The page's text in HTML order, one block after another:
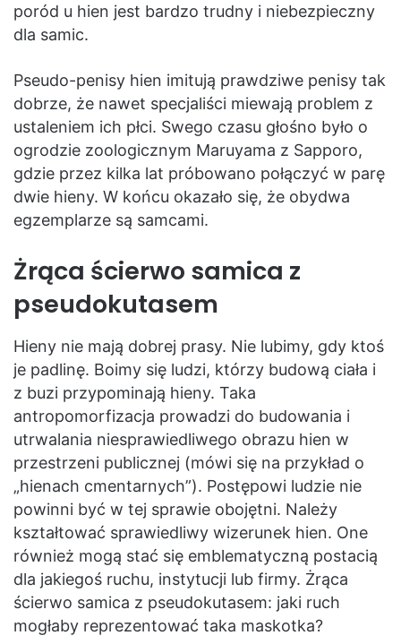
poród u hien jest bardzo trudny i niebezpieczny
dla samic.
Pseudo-penisy hien imitują prawdziwe penisy tak
dobrze, że nawet specjaliści miewają problem z
ustaleniem ich płci. Swego czasu głośno było o
ogrodzie zoologicznym Maruyama z Sapporo,
gdzie przez kilka lat próbowano połączyć w parę
dwie hieny. W końcu okazało się, że obydwa
egzemplarze są samcami.
Żrąca ścierwo samica z
pseudokutasem
Hieny nie mają dobrej prasy. Nie lubimy, gdy ktoś
je padlinę. Boimy się ludzi, którzy budową ciała i
z buzi przypominają hieny. Taka
antropomorfizacja prowadzi do budowania i
utrwalania niesprawiedliwego obrazu hien w
przestrzeni publicznej (mówi się na przykład o
„hienach cmentarnych”). Postępowi ludzie nie
powinni być w tej sprawie obojętni. Należy
kształtować sprawiedliwy wizerunek hien. One
również mogą stać się emblematyczną postacią
dla jakiegoś ruchu, instytucji lub firmy. Żrąca
ścierwo samica z pseudokutasem: jaki ruch
mogłaby reprezentować taka maskotka?